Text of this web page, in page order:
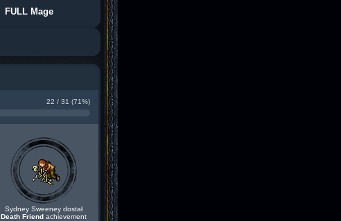
FULL Mage
22 / 31 (71%)
Sydney Sweeney dostał
Death Friendachievement